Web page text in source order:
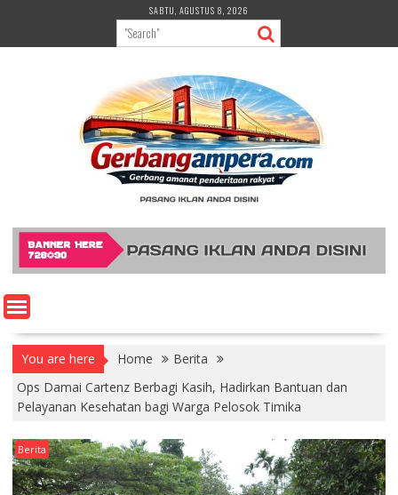
content
SABTU, AGUSTUS 8, 2026
You are here Home
Berita
Ops Damai Cartenz Berbagi Kasih, Hadirkan Bantuan dan
Pelayanan Kesehatan bagi Warga Pelosok Timika
Berita